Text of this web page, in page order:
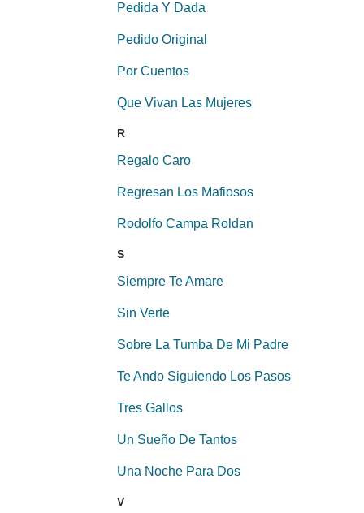
Pedida Y Dada
Pedido Original
Por Cuentos
Que Vivan Las Mujeres
R
Regalo Caro
Regresan Los Mafiosos
Rodolfo Campa Roldan
S
Siempre Te Amare
Sin Verte
Sobre La Tumba De Mi Padre
Te Ando Siguiendo Los Pasos
Tres Gallos
Un Sueño De Tantos
Una Noche Para Dos
V